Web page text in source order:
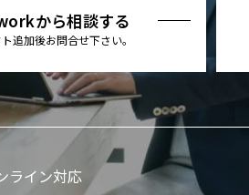
から相談する
追加後お問合せ下さい。
ライン対応